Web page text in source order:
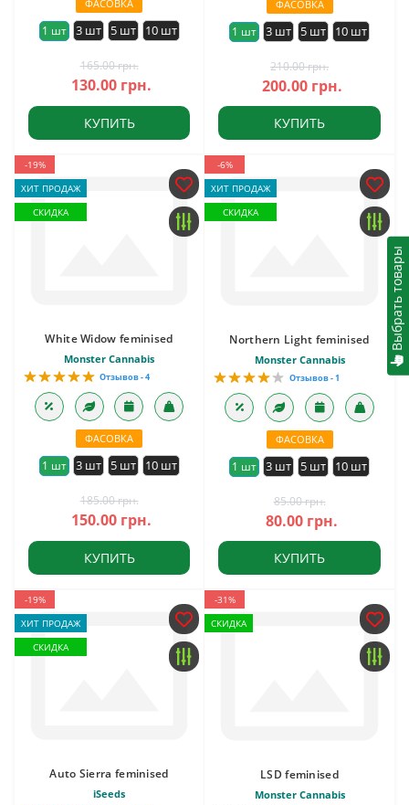
Выбрать товары
ФАСОВКА
1 шт 3 шт 5 шт 10 шт
165.00 грн.
130.00 грн.
КУПИТЬ
ФАСОВКА
1 шт 3 шт 5 шт 10 шт
210.00 грн.
200.00 грн.
КУПИТЬ
-19%
ХИТ ПРОДАЖ
СКИДКА
White Widow feminised
Monster Cannabis
Отзывов - 4
ФАСОВКА
1 шт 3 шт 5 шт 10 шт
185.00 грн.
150.00 грн.
КУПИТЬ
-6%
ХИТ ПРОДАЖ
СКИДКА
Northern Light feminised
Monster Cannabis
Отзывов - 1
ФАСОВКА
1 шт 3 шт 5 шт 10 шт
85.00 грн.
80.00 грн.
КУПИТЬ
-19%
ХИТ ПРОДАЖ
СКИДКА
Auto Sierra feminised
iSeeds
-31%
СКИДКА
LSD feminised
Monster Cannabis